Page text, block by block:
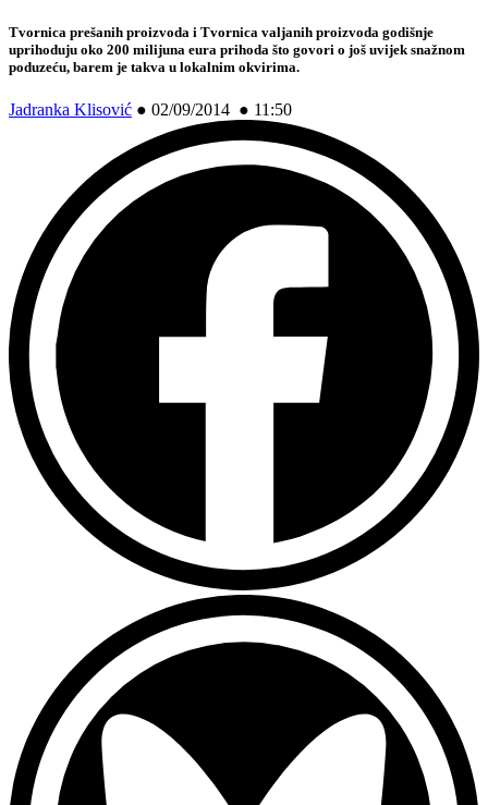
Tvornica prešanih proizvoda i Tvornica valjanih proizvoda godišnje
uprihoduju oko 200 milijuna eura prihoda što govori o još uvijek snažnom
poduzeću, barem je takva u lokalnim okvirima.
Jadranka Klisović ● 02/09/2014 ● 11:50